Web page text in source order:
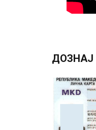
ДОЗНАЈ